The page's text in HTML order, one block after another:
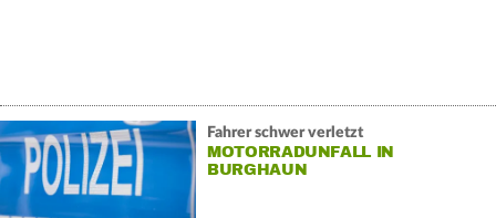
Fahrer schwer verletzt
MOTORRADUNFALL IN
BURGHAUN